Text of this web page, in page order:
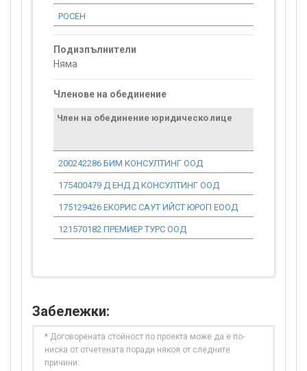
РОСЕН
Подизпълнители
Няма
Членове на обединение
Член на обединение юридическо лице
200242286 БИМ КОНСУЛТИНГ ООД
175400479 Д ЕНД Д КОНСУЛТИНГ ООД
175129426 ЕКОРИС САУТ ИЙСТ ЮРОП ЕООД
121570182 ПРЕМИЕР ТУРС ООД
Забележки:
* Договорената стойност по проекта може да е по-
ниска от отчетената поради някоя от следните
причини: